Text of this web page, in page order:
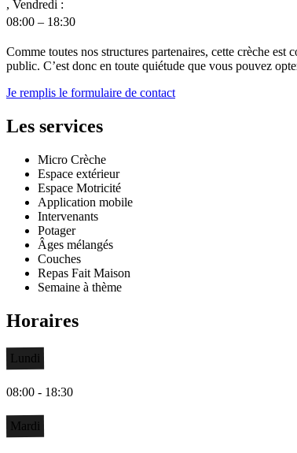
, Vendredi :
08:00 – 18:30
Comme toutes nos structures partenaires, cette crèche
public. C’est donc en toute quiétude que vous pouvez
Je remplis le formulaire de contact
Les services
Micro Crèche
Espace extérieur
Espace Motricité
Application mobile
Intervenants
Potager
Âges mélangés
Couches
Repas Fait Maison
Semaine à thème
Horaires
Lundi
08:00 - 18:30
Mardi